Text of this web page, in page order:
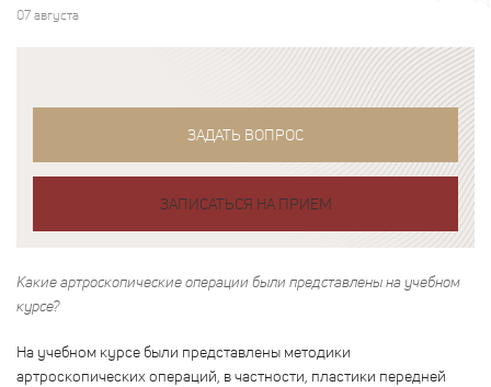
07 августа
ЗАДАТЬ ВОПРОС
ЗАПИСАТЬСЯ НА ПРИЕМ
Какие артроскопические операции были представлены на учебном
курсе?
На учебном курсе были представлены методики
артроскопических операций, в частности, пластики передней